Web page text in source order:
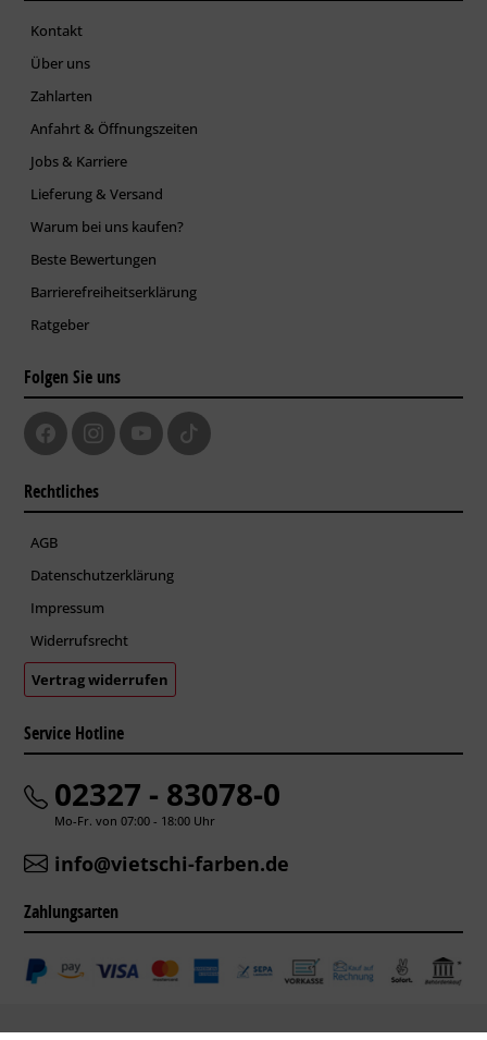
Kontakt
Über uns
Zahlarten
Anfahrt & Öffnungszeiten
Jobs & Karriere
Lieferung & Versand
Warum bei uns kaufen?
Beste Bewertungen
Barrierefreiheitserklärung
Ratgeber
Folgen Sie uns
Rechtliches
AGB
Datenschutzerklärung
Impressum
Widerrufsrecht
Vertrag widerrufen
Service Hotline
02327 - 83078-0
Mo-Fr. von 07:00 - 18:00 Uhr
info@vietschi-farben.de
Zahlungsarten